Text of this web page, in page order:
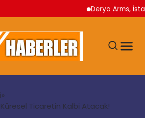
Derya Arms,
Küresel Ticaretin Kalbi Atacak!